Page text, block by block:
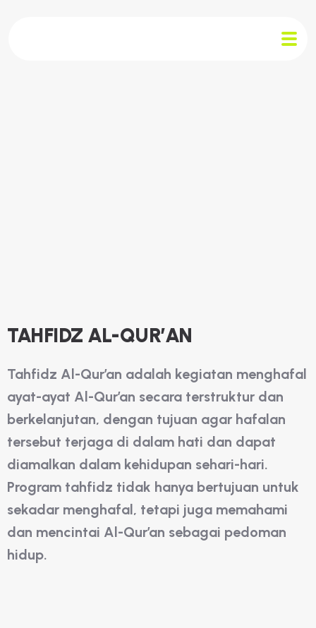
TAHFIDZ AL-QUR’AN
Tahfidz Al-Qur’an adalah kegiatan menghafal
ayat-ayat Al-Qur’an secara terstruktur dan
berkelanjutan, dengan tujuan agar hafalan
tersebut terjaga di dalam hati dan dapat
diamalkan dalam kehidupan sehari-hari.
Program tahfidz tidak hanya bertujuan untuk
sekadar menghafal, tetapi juga memahami
dan mencintai Al-Qur’an sebagai pedoman
hidup.